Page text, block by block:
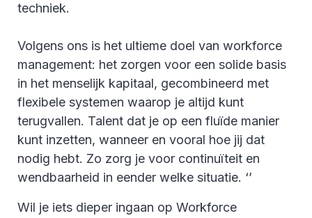
techniek.
Volgens ons is het ultieme doel van workforce
management: het zorgen voor een solide basis
in het menselijk kapitaal, gecombineerd met
flexibele systemen waarop je altijd kunt
terugvallen. Talent dat je op een fluïde manier
kunt inzetten, wanneer en vooral hoe jij dat
nodig hebt. Zo zorg je voor continuïteit en
wendbaarheid in eender welke situatie. ‘’
Wil je iets dieper ingaan op Workforce